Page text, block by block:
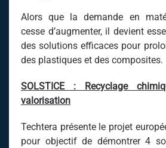
Alors que la demande en
cesse d’augmenter, il devient
des solutions efficaces pour
des plastiques et des composites.
SOLSTICE : Recyclage
valorisation
Techtera présente le projet
pour objectif de démontrer 4